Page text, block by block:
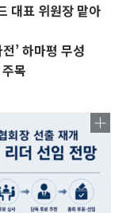
대표 위원장 맡아
’ 하마평 무성
목